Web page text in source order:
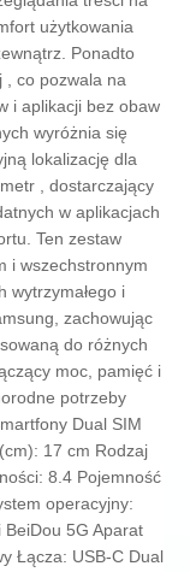
użytkowania
Ponadto
, co pozwala na
i aplikacji bez obaw
wyróżnia się
lokalizację dla
, dostarczający
w aplikacjach
Ten zestaw
i wszechstronnym
wytrzymałego i
zachowując
do różnych
moc, pamięć i
potrzeby
Dual SIM
17 cm Rodzaj
8.4 Pojemność
operacyjny:
5G Aparat
Łącza: USB-C Dual